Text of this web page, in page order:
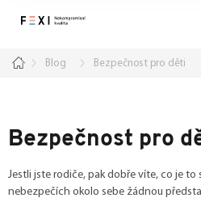
DomůBlog Bezpečnost pro děti
Bezpečnost pro
Jestli jste rodiče, pak dobře víte, co je to
nebezpečích okolo sebe žádnou